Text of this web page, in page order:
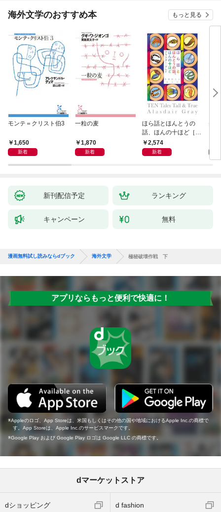
海外文学のおすすめ本 もっと見る
モンテ＝クリスト伯3
1,650
新着
一粒の麦
1,870
新着
ほら話とほんとうの
話、ほんの十ほど［新
装版］
2,574
新着
美
新刊配信予定 ランキング
キャンペーン 無料
漫画無料試し読みならdブック 海外文学 極秘破壊作戦 下
アプリならもっと便利で快適に！
Appleのロゴ、App Storeは、米国もしくはその他の国や地域におけるApple Inc.の商標で
す。App Storeは、Apple Inc.のサービスマークです。
Google Play および Google Play ロゴは Google LLC の商標です。
dマーケットストア
dショッピング d fashion